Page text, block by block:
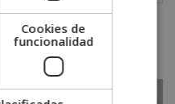
Cookies de
funcionalidad